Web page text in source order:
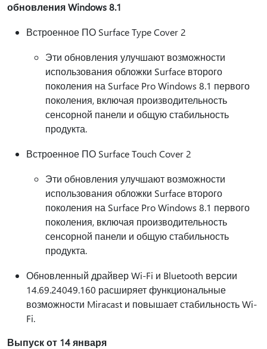
обновления Windows 8.1
Встроенное ПО Surface Type Cover 2
Эти обновления улучшают возможности
использования обложки Surface второго
поколения на Surface Pro Windows 8.1 первого
поколения, включая производительность
сенсорной панели и общую стабильность
продукта.
Встроенное ПО Surface Touch Cover 2
Эти обновления улучшают возможности
использования обложки Surface второго
поколения на Surface Pro Windows 8.1 первого
поколения, включая производительность
сенсорной панели и общую стабильность
продукта.
Обновленный драйвер Wi-Fi и Bluetooth версии
14.69.24049.160 расширяет функциональные
возможности Miracast и повышает стабильность Wi-
Fi.
Выпуск от 14 января